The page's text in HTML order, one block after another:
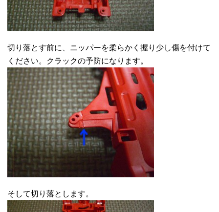
切り落とす前に、ニッパーを柔らかく握り少し傷を付けて
ください。クラックの予防になります。
そして切り落とします。